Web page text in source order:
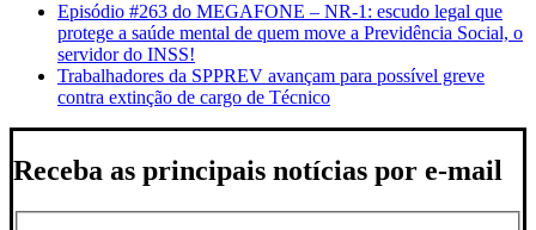
Episódio #263 do MEGAFONE – NR-1: escudo legal que
protege a saúde mental de quem move a Previdência Social, o
servidor do INSS!
Trabalhadores da SPPREV avançam para possível greve
contra extinção de cargo de Técnico
Receba as principais notícias por e-mail